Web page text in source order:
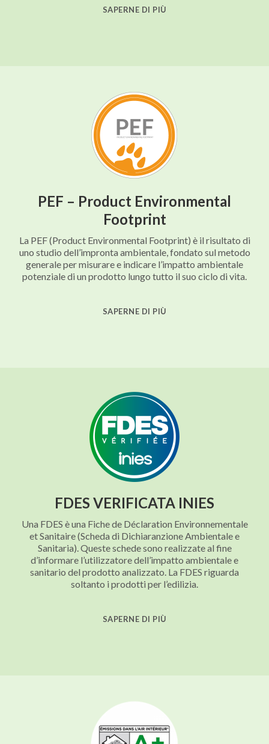
SAPERNE DI PIÙ
PEF – Product Environmental
Footprint
La PEF (Product Environmental Footprint) è il risultato di
uno studio dell’impronta ambientale, fondato sul metodo
generale per misurare e indicare l’impatto ambientale
potenziale di un prodotto lungo tutto il suo ciclo di vita.
SAPERNE DI PIÙ
FDES VERIFICATA INIES
Una FDES è una Fiche de Déclaration Environnementale
et Sanitaire (Scheda di Dichiaranzione Ambientale e
Sanitaria). Queste schede sono realizzate al fine
d’informare l’utilizzatore dell’impatto ambientale e
sanitario del prodotto analizzato. La FDES riguarda
soltanto i prodotti per l’edilizia.
SAPERNE DI PIÙ